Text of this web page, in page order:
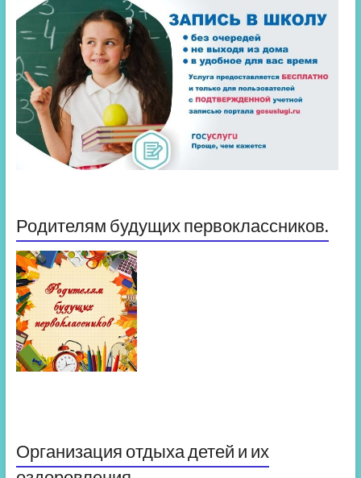
Родителям будущих первоклассников.
Организация отдыха детей и их